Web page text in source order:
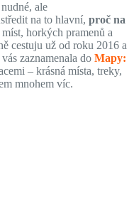
ale
na to hlavní, proč na
horkých pramenů a
cestuju už od roku 2016 a
zaznamenala do Mapy:
– krásná místa, treky,
mnohem víc.